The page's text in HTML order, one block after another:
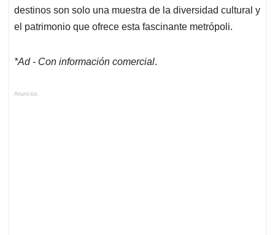
destinos son solo una muestra de la diversidad cultural y
el patrimonio que ofrece esta fascinante metrópoli.
*Ad - Con información comercial.
Anuncios.